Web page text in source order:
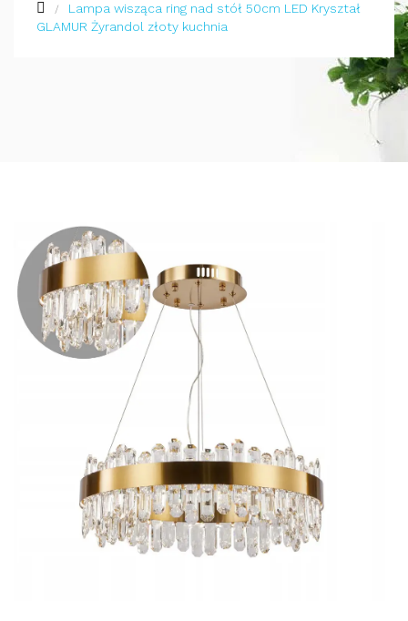
Lampa wisząca ring nad stół 50cm LED Kryształ
GLAMUR Żyrandol złoty kuchnia